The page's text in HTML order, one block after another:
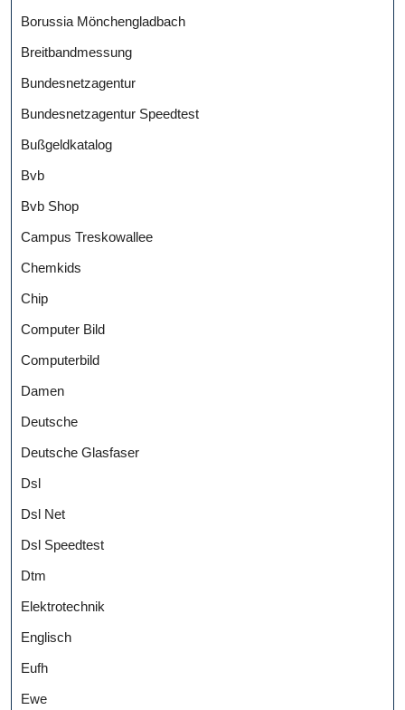
Borussia Mönchengladbach
Breitbandmessung
Bundesnetzagentur
Bundesnetzagentur Speedtest
Bußgeldkatalog
Bvb
Bvb Shop
Campus Treskowallee
Chemkids
Chip
Computer Bild
Computerbild
Damen
Deutsche
Deutsche Glasfaser
Dsl
Dsl Net
Dsl Speedtest
Dtm
Elektrotechnik
Englisch
Eufh
Ewe